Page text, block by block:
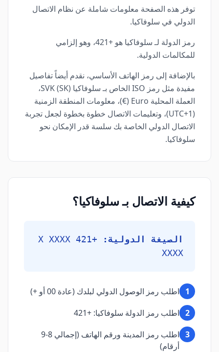
توفر هذه الصفحة معلومات شاملة عن نظام الاتصال
الدولي في سلوفاكيا.
رمز الدولة لـ سلوفاكيا هو +421، وهو إلزامي
للمكالمات الدولية.
بالإضافة إلى رمز الهاتف الأساسي، نقدم أيضاً تفاصيل
مفيدة مثل رمز ISO الخاص بـ سلوفاكيا (SK) SVK،
العملة المحلية Euro (€)، معلومات المنطقة الزمنية
(UTC+1)، وتعليمات الاتصال خطوة بخطوة لجعل تجربة
الاتصال الدولي الخاصة بك سلسة قدر الإمكان نحو
سلوفاكيا.
كيفية الاتصال بـ سلوفاكيا؟
الصيغة الدولية:
+421 X XXXX
XXXX
1
اطلب رمز الوصول الدولي لبلدك (عادة 00 أو +)
2 اطلب رمز الدولة سلوفاكيا: +421
3
اطلب رمز المدينة ورقم الهاتف (إجمالي 8-9
أرقام)